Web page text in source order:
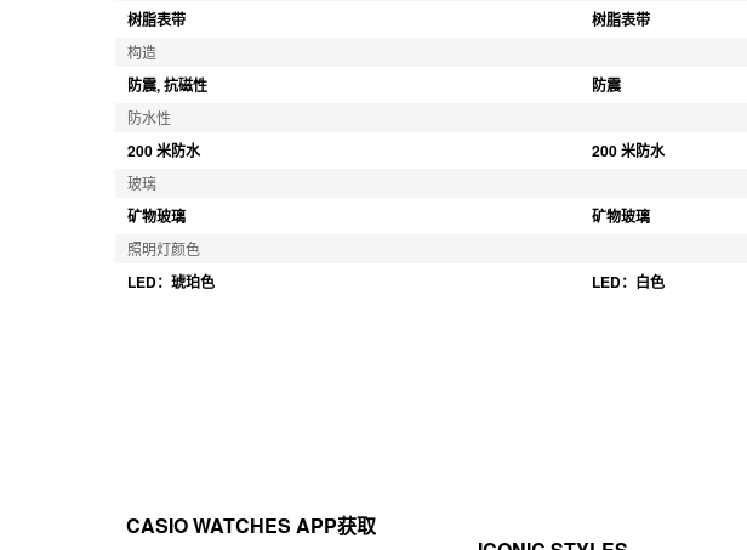
树脂表带 树脂表带
构造
防震, 抗磁性 防震
防水性
200 米防水 200 米防水
玻璃
矿物玻璃 矿物玻璃
照明灯颜色
LED：琥珀色 LED：白色
CASIO WATCHES APP获取